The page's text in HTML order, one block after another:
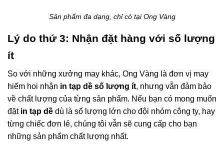
Sản phẩm đa dạng, chỉ có tại Ong Vàng
Lý do thứ 3: Nhận đặt hàng với số lượng
ít
So với những xưởng may khác, Ong Vàng là đơn vị may
hiếm hoi nhận in tạp dề số lượng ít, nhưng vẫn đảm bảo
về chất lượng của từng sản phẩm. Nếu bạn có mong muốn
đặt in tạp dề dù là số lượng lớn cho đội nhóm công ty, hay
từng chiếc đơn lẻ, chúng tôi vẫn sẽ cung cấp cho bạn
những sản phẩm chất lượng nhất.